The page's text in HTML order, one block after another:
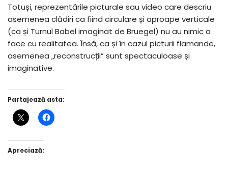
Totuși, reprezentările picturale sau video care descriu
asemenea clădiri ca fiind circulare și aproape verticale
(ca și Turnul Babel imaginat de Bruegel) nu au nimic a
face cu realitatea. Însă, ca și în cazul picturii flamande,
asemenea „reconstrucții” sunt spectaculoase și
imaginative.
Partajează asta:
Apreciază: